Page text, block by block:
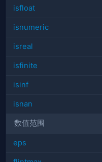
isfloat
isnumeric
isreal
isfinite
isinf
isnan
数值范围
eps